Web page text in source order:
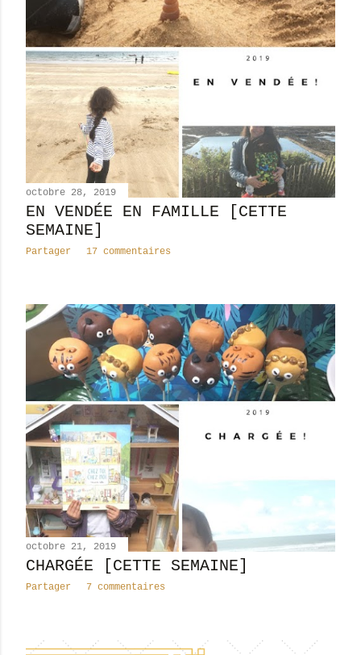
octobre 28, 2019
EN VENDÉE EN FAMILLE [CETTE
SEMAINE]
Partager 17 commentaires
octobre 21, 2019
CHARGÉE [CETTE SEMAINE]
Partager 7 commentaires